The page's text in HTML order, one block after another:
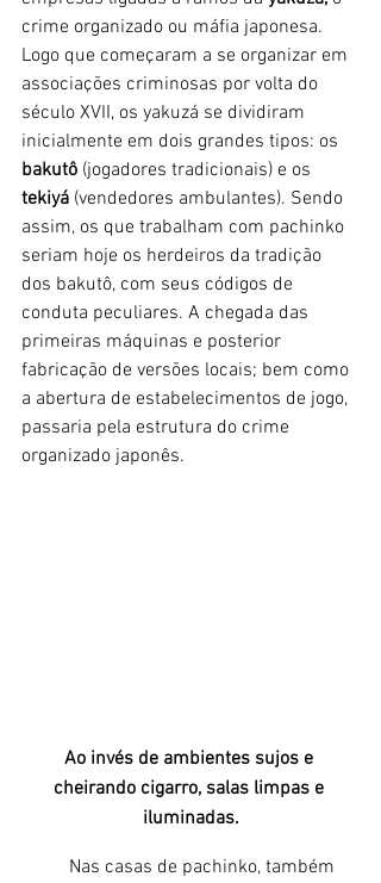
crime organizado ou máfia japonesa.
Logo que começaram a se organizar em
associações criminosas por volta do
século XVII, os yakuzá se dividiram
inicialmente em dois grandes tipos: os
bakutô (jogadores tradicionais) e os
tekiyá (vendedores ambulantes). Sendo
assim, os que trabalham com pachinko
seriam hoje os herdeiros da tradição
dos bakutô, com seus códigos de
conduta peculiares. A chegada das
primeiras máquinas e posterior
fabricação de versões locais; bem como
a abertura de estabelecimentos de jogo,
passaria pela estrutura do crime
organizado japonês.
Ao invés de ambientes sujos e
cheirando cigarro, salas limpas e
iluminadas.